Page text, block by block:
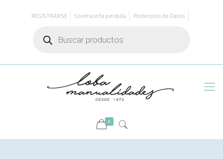
REGISTRARSE Contraseña perdida
Protección de Datos
productos
0